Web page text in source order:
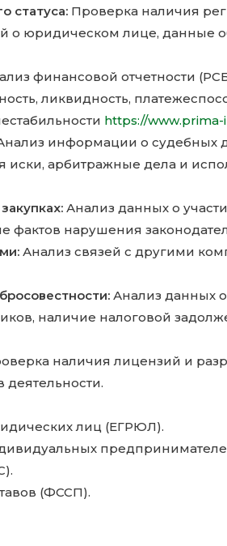
статуса:Проверка наличия
о юридическом лице, данные
финансовой отчетности
ликвидность,
https://
информации о судебных
иски, арбитражные дела и
Анализ данных о
фактов нарушения
Анализ связей с другими
Анализ данных
наличие налоговой
наличия лицензий и
лиц (ЕГРЮЛ).
(ФССП).